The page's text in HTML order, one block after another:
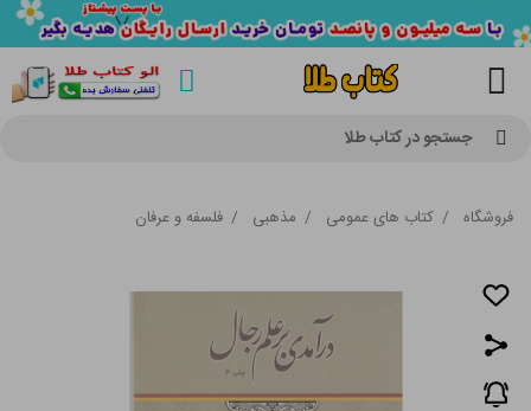
جستجو در کتاب طلا
فروشگاه / کتاب های عمومی / مذهبی / فلسفه و عرفان